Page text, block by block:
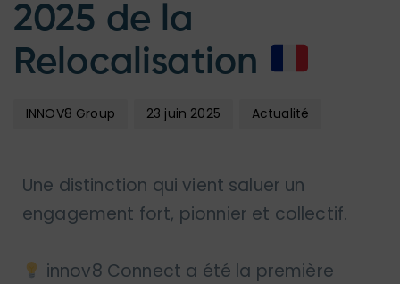
2025 de la
Relocalisation
INNOV8 Group 23 juin 2025 Actualité
Une distinction qui vient saluer un
engagement fort, pionnier et collectif.
innov8 Connect a été la première